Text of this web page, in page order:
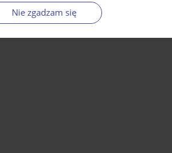
Nie zgadzam się